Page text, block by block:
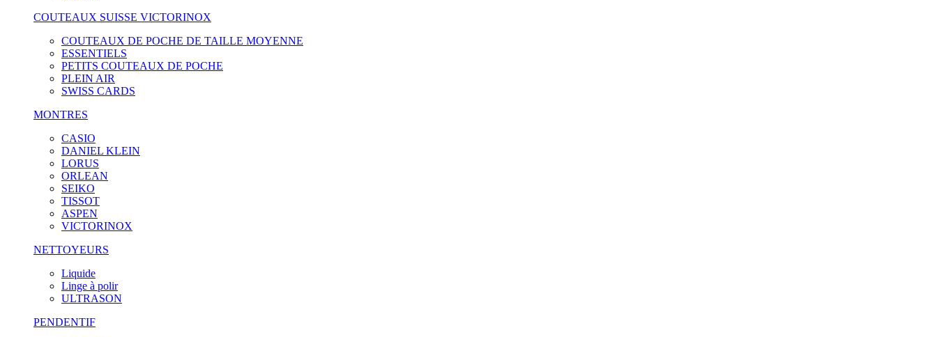
COUTEAUX SUISSE VICTORINOX
COUTEAUX DE POCHE DE TAILLE MOYENNE
ESSENTIELS
PETITS COUTEAUX DE POCHE
PLEIN AIR
SWISS CARDS
MONTRES
CASIO
DANIEL KLEIN
LORUS
ORLEAN
SEIKO
TISSOT
ASPEN
VICTORINOX
NETTOYEURS
Liquide
Linge à polir
ULTRASON
PENDENTIF